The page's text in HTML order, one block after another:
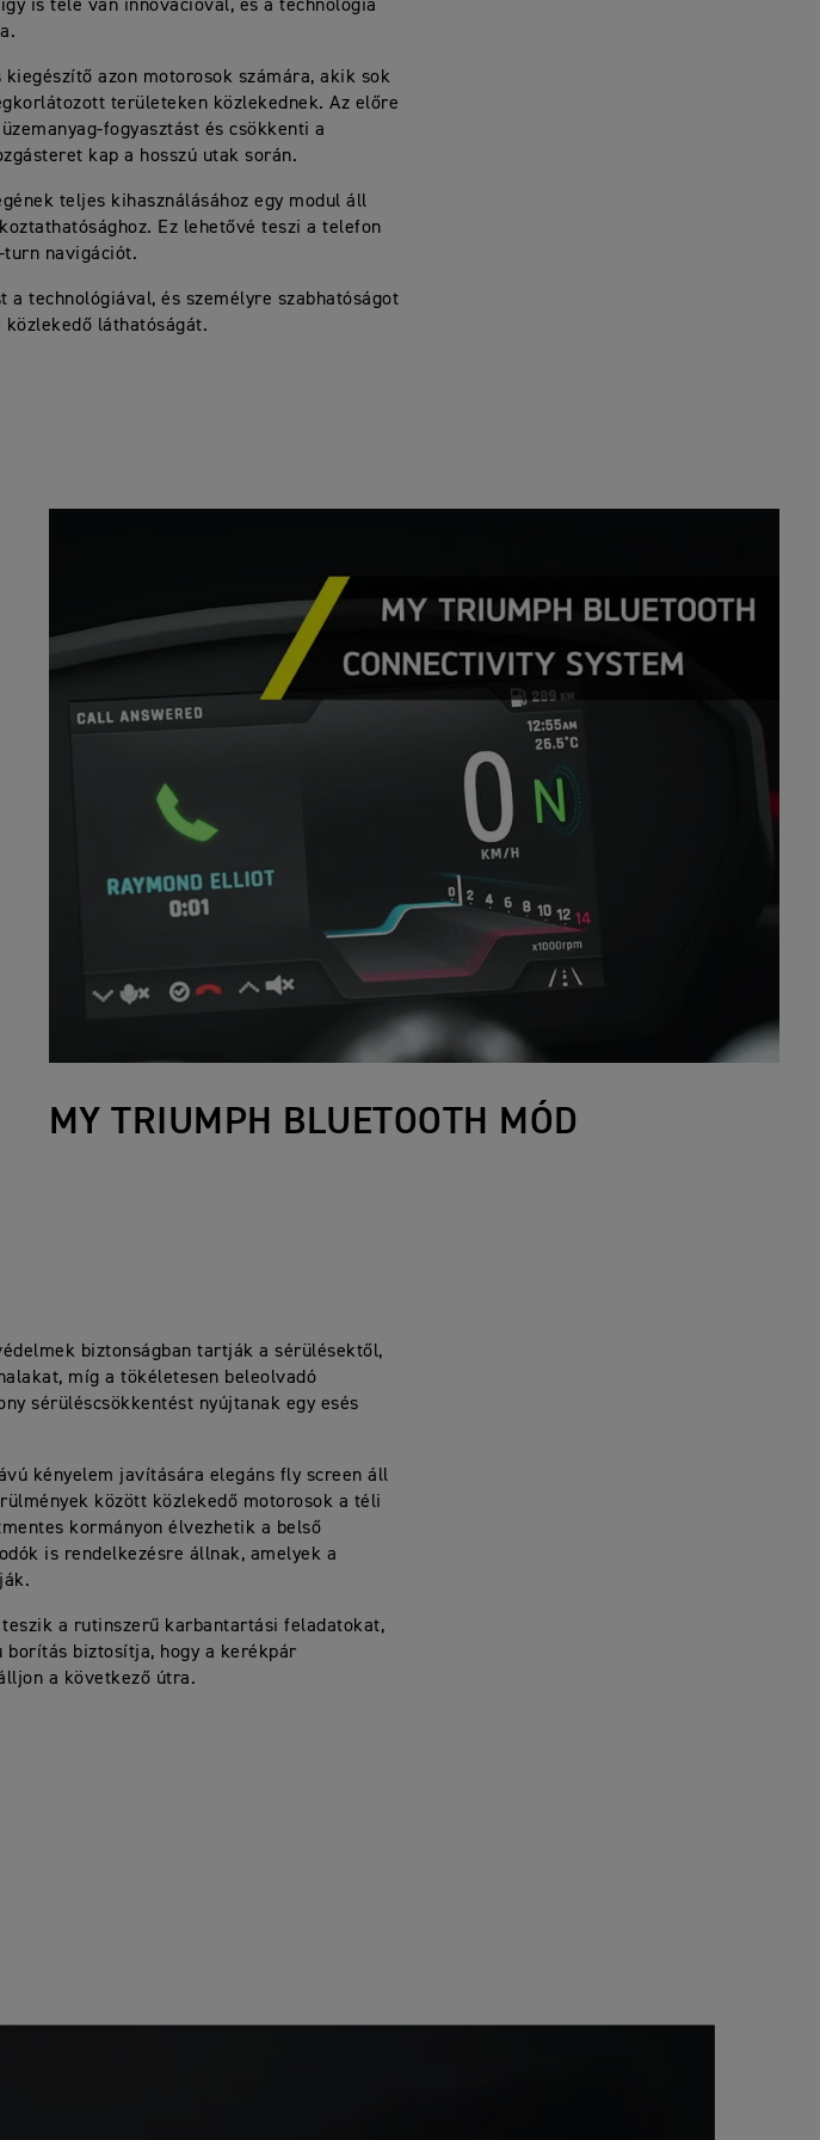
is tele van innovációval, és a technológia
azon motorosok számára, akik sok
területeken közlekednek. Az előre
fogyasztást és csökkenti a
kap a hosszú utak során.
teljes kihasználásához egy modul áll
Ez lehetővé teszi a telefon
turn navigációt.
technológiával, és személyre szabhatóságot
láthatóságát.
MY TRIUMPH BLUETOOTH MÓD
biztonságban tartják a sérülésektől,
míg a tökéletesen beleolvadó
sérüléscsökkentést nyújtanak egy esés
kényelem javítására elegáns fly screen áll
között közlekedő motorosok a téli
kormányon élvezhetik a belső
is rendelkezésre állnak, amelyek a
a rutinszerű karbantartási feladatokat,
borítás biztosítja, hogy a kerékpár
a következő útra.